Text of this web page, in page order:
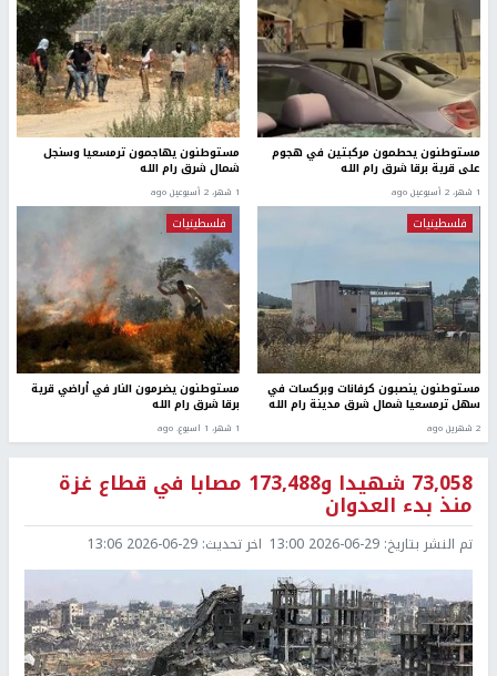
مستوطنون يحطمون مركبتين في هجوم
على قرية برقا شرق رام الله
1 شهر، 2 أسبوعين ago
مستوطنون يهاجمون ترمسعيا وسنجل
شمال شرق رام الله
1 شهر، 2 أسبوعين ago
فلسطينيات
مستوطنون ينصبون كرفانات وبركسات في
سهل ترمسعيا شمال شرق مدينة رام الله
2 شهرين ago
فلسطينيات
مستوطنون يضرمون النار في أراضي قرية
برقا شرق رام الله
1 شهر، 1 اسبوع. ago
73,058 شهيدا و173,488 مصابا في قطاع غزة
منذ بدء العدوان
تم النشر بتاريخ: 2026-06-29 13:00 اخر تحديث: 2026-06-29 13:06